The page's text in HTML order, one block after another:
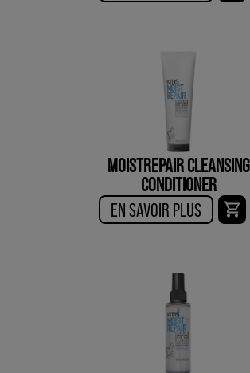
MOISTREPAIR CLEANSING
CONDITIONER
EN SAVOIR PLUS